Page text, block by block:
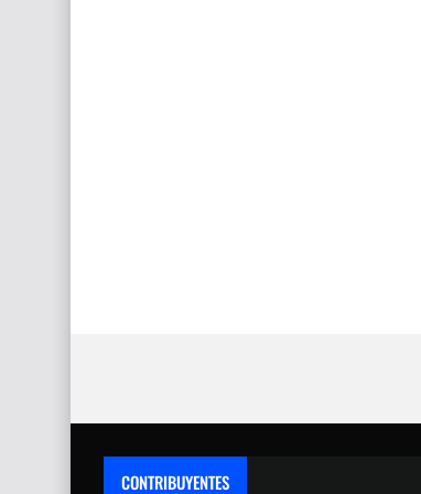
CONTRIBUYENTES